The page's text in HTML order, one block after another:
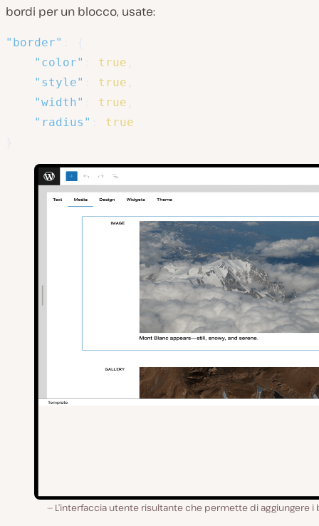
bordi per un blocco, usate:
"border"
"color"
true
"style"
true
"width"
true
"radius"
true
L’interfaccia utente risultante che permette di aggiungere i